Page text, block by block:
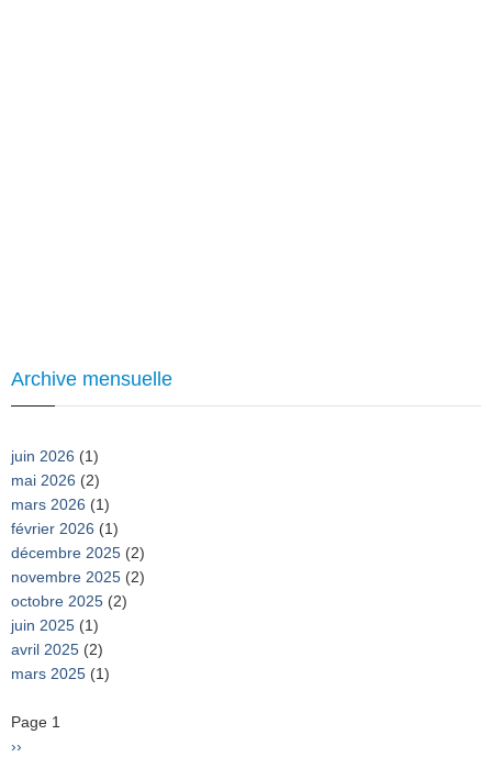
Archive mensuelle
juin 2026 (1)
mai 2026 (2)
mars 2026 (1)
février 2026 (1)
décembre 2025 (2)
novembre 2025 (2)
octobre 2025 (2)
juin 2025 (1)
avril 2025 (2)
mars 2025 (1)
Pagination
Page 1
Page
››